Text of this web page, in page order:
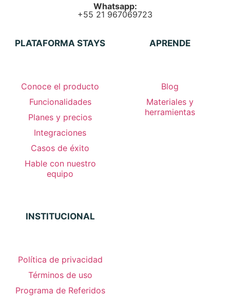
Whatsapp:
+55 21 967069723
PLATAFORMA STAYS
Conoce el producto
Funcionalidades
Planes y precios
Integraciones
Casos de éxito
Hable con nuestro
equipo
APRENDE
Blog
Materiales y
herramientas
INSTITUCIONAL
Política de privacidad
Términos de uso
Programa de Referidos